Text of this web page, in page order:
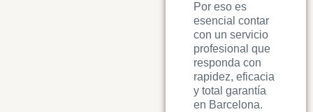
Por eso es
esencial contar
con un servicio
profesional que
responda con
rapidez, eficacia
y total garantía
en Barcelona.